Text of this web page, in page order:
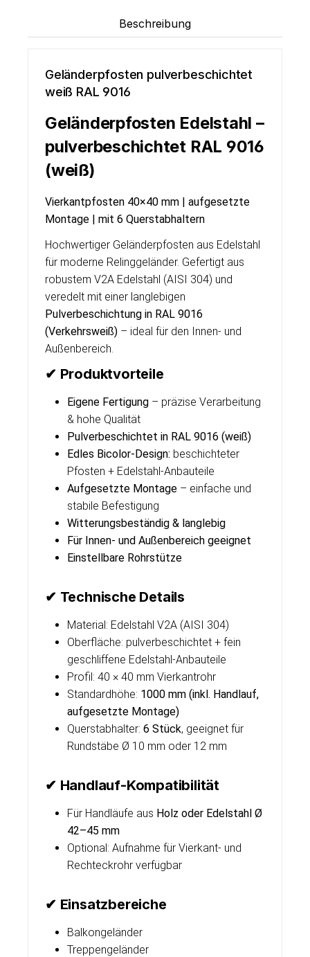
Beschreibung
Geländerpfosten pulverbeschichtet
weiß RAL 9016
Geländerpfosten Edelstahl –
pulverbeschichtet RAL 9016
(weiß)
Vierkantpfosten 40×40 mm | aufgesetzte
Montage | mit 6 Querstabhaltern
Hochwertiger Geländerpfosten aus Edelstahl
für moderne Relinggeländer. Gefertigt aus
robustem V2A Edelstahl (AISI 304) und
veredelt mit einer langlebigen
Pulverbeschichtung in RAL 9016
(Verkehrsweiß) – ideal für den Innen- und
Außenbereich.
✔ Produktvorteile
Eigene Fertigung – präzise Verarbeitung
& hohe Qualität
Pulverbeschichtet in RAL 9016 (weiß)
Edles Bicolor-Design: beschichteter
Pfosten + Edelstahl-Anbauteile
Aufgesetzte Montage – einfache und
stabile Befestigung
Witterungsbeständig & langlebig
Für Innen- und Außenbereich geeignet
Einstellbare Rohrstütze
✔ Technische Details
Material: Edelstahl V2A (AISI 304)
Oberfläche: pulverbeschichtet + fein
geschliffene Edelstahl-Anbauteile
Profil: 40 × 40 mm Vierkantrohr
Standardhöhe: 1000 mm (inkl. Handlauf,
aufgesetzte Montage)
Querstabhalter: 6 Stück, geeignet für
Rundstäbe Ø 10 mm oder 12 mm
✔ Handlauf-Kompatibilität
Für Handläufe aus Holz oder Edelstahl Ø
42–45 mm
Optional: Aufnahme für Vierkant- und
Rechteckrohr verfügbar
✔ Einsatzbereiche
Balkongeländer
Treppengeländer